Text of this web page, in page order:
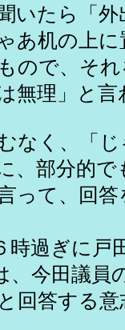
いたら「
あ机の上
ので、そ
無理」と
なく、「じ
、部分的
って、回
時過ぎに戸
、今田議員
回答する